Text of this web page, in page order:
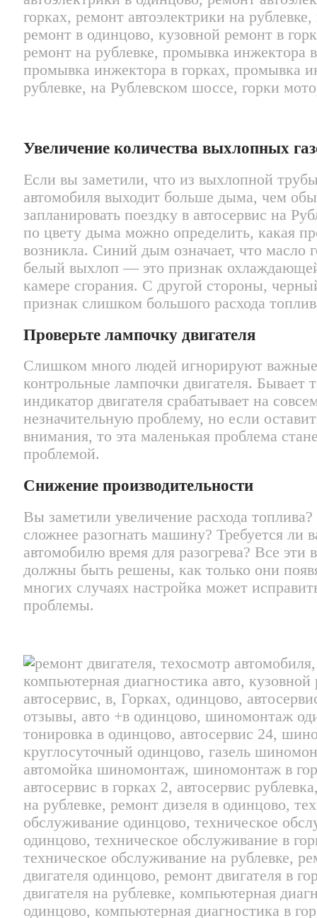
Увеличение количества выхлопных
Если вы заметили, что из выхлопной
автомобиля выходит больше дыма, чем
запланировать поездку в автосервис на
по цвету дыма можно определить, какая
возникла. Синий дым означает, что масло
белый выхлоп — это признак
камере сгорания. С другой стороны,
признак слишком большого расхода
Проверьте лампочку двигателя
Слишком много людей игнорируют важные
контрольные лампочки двигателя. Бывает
индикатор двигателя срабатывает на
незначительную проблему, но если
внимания, то эта маленькая проблема
проблемой.
Снижение производительности
Вы заметили увеличение расхода
сложнее разогнать машину? Требуется ли
автомобилю время для разогрева? Все эти
должны быть решены, как только они
многих случаях настройка может
проблемы.